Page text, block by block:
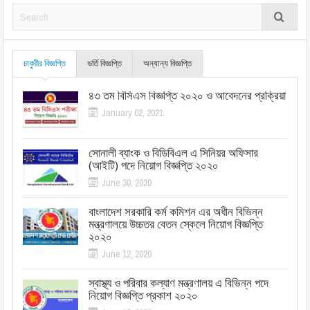
চাকুরীর বিজ্ঞপ্তি ভর্তি বিজ্ঞপ্তি অন্যান্য বিজ্ঞপ্তি
৪৩ তম বিসিএস বিজ্ঞপ্তি ২০২০ ও আবেদনের প্রক্রিয়া
January 02, 2021
সোনালী ব্যাংক ও বিডিবিএল এ সিনিয়র অফিসার
(আইটি) পদে নিয়োগ বিজ্ঞপ্তি ২০২০
June 30, 2020
বাংলাদেশ সরকারি কর্ম কমিশন এর অধীন বিভিন্ন
মন্ত্রণালয়ে উচ্চতর বেতন স্কেলে নিয়োগ বিজ্ঞপ্তি
২০২০
June 12, 2020
স্বাস্থ্য ও পরিবার কল্যাণ মন্ত্রণালয় এ বিভিন্ন পদে
নিয়োগ বিজ্ঞপ্তি প্রকাশ ২০২০